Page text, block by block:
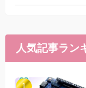
人気記事ラン